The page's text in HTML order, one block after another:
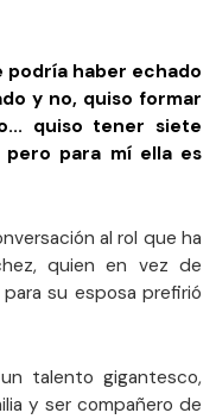
podría haber echado
y no, quiso formar
quiso tener siete
pero para mí ella es
al rol que ha
quien en vez de
su esposa prefirió
talento gigantesco,
y ser compañero de